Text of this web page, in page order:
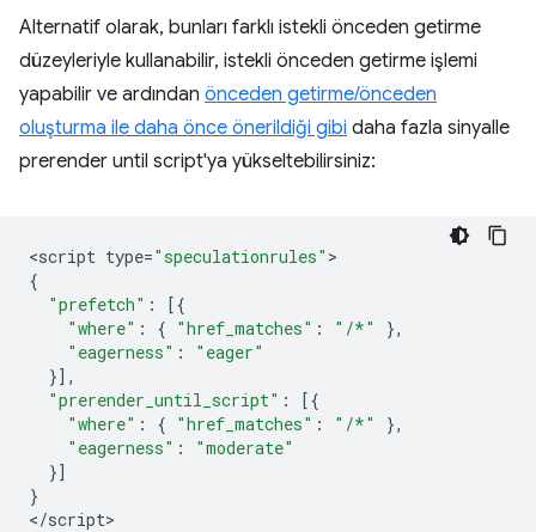
Alternatif olarak, bunları farklı istekli önceden getirme
düzeyleriyle kullanabilir, istekli önceden getirme işlemi
yapabilir ve ardından önceden getirme/önceden
oluşturma ile daha önce önerildiği gibi daha fazla sinyalle
prerender until script'ya yükseltebilirsiniz:
<script type="speculationrules"
{
"prefetch" :
[{
"where" : { "href_matches" : "/*"
},
"eagerness" :
"eager"
}],
"prerender_until_script" :
[{
"where" : { "href_matches" : "/*"
},
"eagerness" :
"moderate"
}]
}
</script